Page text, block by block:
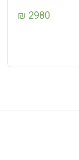
2980
₪